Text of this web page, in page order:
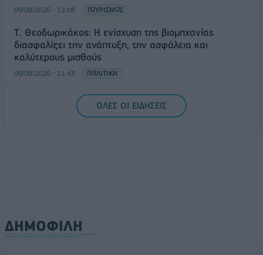
09/08/2026 - 12:08 ΤΟΥΡΙΣΜΟΣ
Τ. Θεοδωρικάκος: Η ενίσχυση της βιομηχανίας
διασφαλίζει την ανάπτυξη, την ασφάλεια και
καλύτερους μισθούς
09/08/2026 - 11:43 ΠΟΛΙΤΙΚΗ
Υπ. Μεταφορών: Οριστική λύση στο ζήτημα των
πινακίδων κυκλοφορίας - Τέλος στις χρονοβόρες
ΟΛΕΣ ΟΙ ΕΙΔΗΣΕΙΣ
ΔΗΜΟΦΙΛΗ